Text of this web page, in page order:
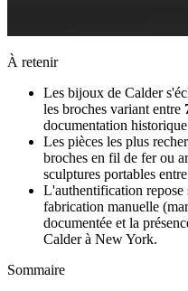
À retenir
Les bijoux de Calder
les broches variant entre
documentation
Les pièces les plus
broches en fil de fer ou
sculptures portables
L'authentification repose
fabrication manuelle
documentée et la
Calder à New York.
Sommaire